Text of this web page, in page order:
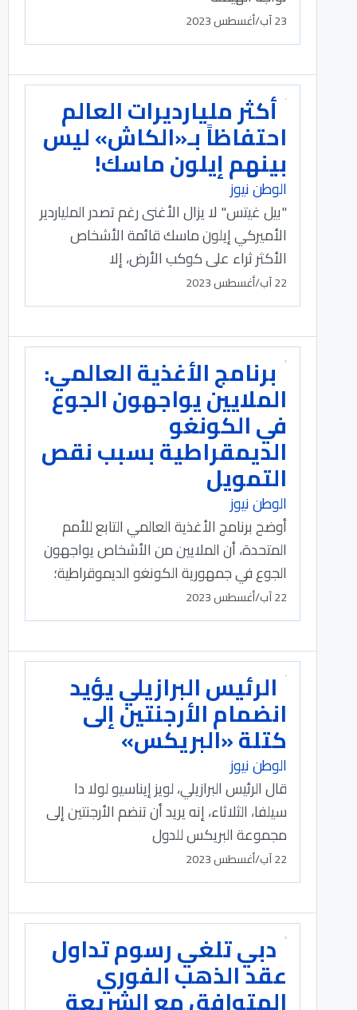
23 آب/أغسطس 2023
أكثر مليارديرات العالم
احتفاظاً بـ«الكاش» ليس
بينهم إيلون ماسك!
الوطن نيوز
"بيل غيتس" لا يزال الأغنى رغم تصدر الملياردير
الأميركي إيلون ماسك قائمة الأشخاص
الأكثر ثراء على كوكب الأرض، إلا
22 آب/أغسطس 2023
برنامج الأغذية العالمي:
الملايين يواجهون الجوع
في الكونغو
الديمقراطية بسبب نقص
التمويل
الوطن نيوز
أوضح برنامج الأغذية العالمي التابع للأمم
المتحدة، أن الملايين من الأشخاص يواجهون
الجوع في جمهورية الكونغو الديموقراطية؛
22 آب/أغسطس 2023
الرئيس البرازيلي يؤيد
انضمام الأرجنتين إلى
كتلة «البريكس»
الوطن نيوز
قال الرئيس البرازيلي، لويز إيناسيو لولا دا
سيلفا، الثلاثاء، إنه يريد أن تنضم الأرجنتين إلى
مجموعة البريكس للدول
22 آب/أغسطس 2023
دبي تلغي رسوم تداول
عقد الذهب الفوري
المتوافق مع الشريعة